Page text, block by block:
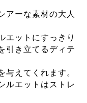
アーな素材の大人
エットにすっきり
引き立てるディテ
与えてくれます。
ルエットはストレ